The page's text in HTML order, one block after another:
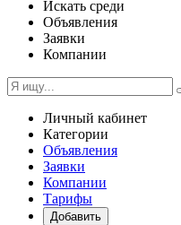
Искать среди
Объявления
Заявки
Компании
Личный кабинет
Категории
Объявления
Заявки
Компании
Тарифы
Добавить